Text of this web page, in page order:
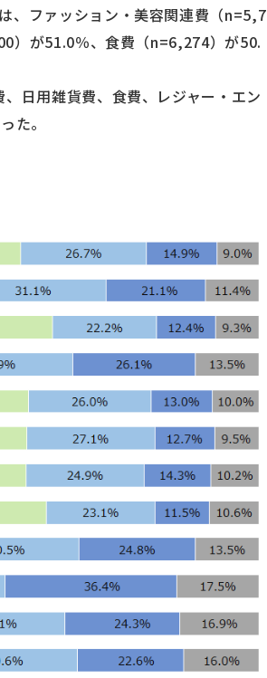
、ファッション・美容関連費（n=5,7
）が51.0％、食費（n=6,274）が50.
日用雑貨費、食費、レジャー・エン
た。